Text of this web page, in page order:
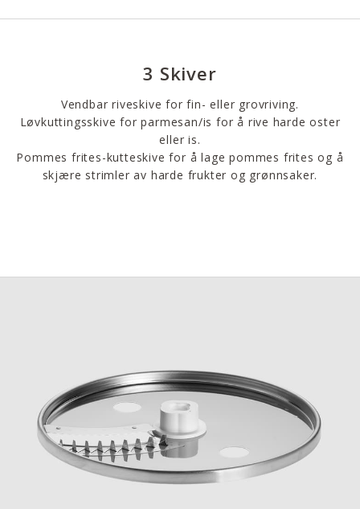
3 Skiver
Vendbar riveskive for fin- eller grovriving.
Løvkuttingsskive for parmesan/is for å rive harde oster
eller is.
Pommes frites-kutteskive for å lage pommes frites og å
skjære strimler av harde frukter og grønnsaker.